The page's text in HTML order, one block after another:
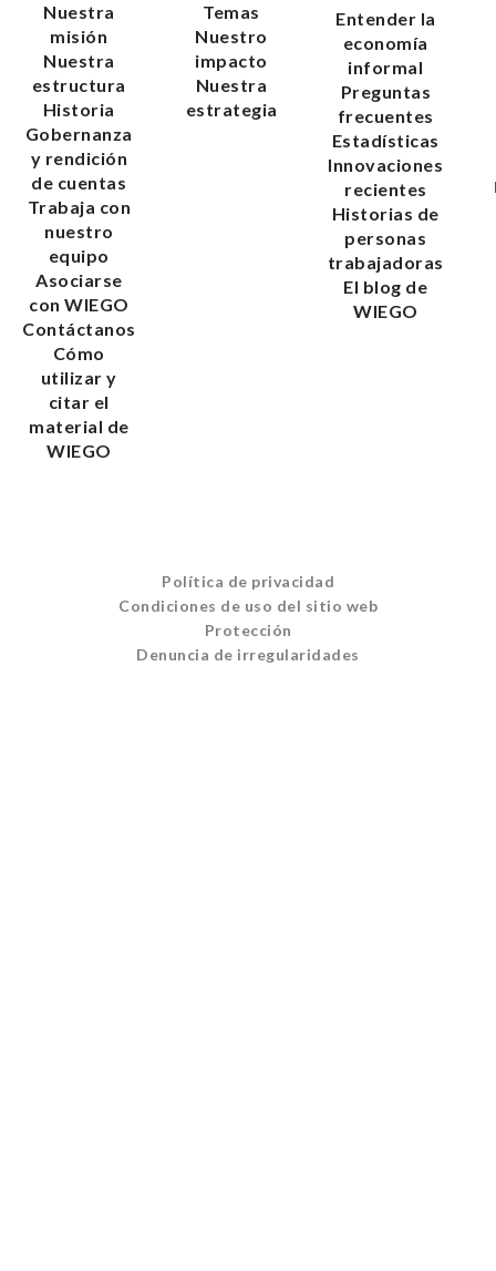
Nuestra
misión
Nuestra
estructura
Historia
Gobernanza
y rendición
de cuentas
Trabaja con
nuestro
equipo
Asociarse
con WIEGO
Contáctanos
Cómo
utilizar y
citar el
material de
WIEGO
Temas
Nuestro
impacto
Nuestra
estrategia
Entender la
economía
informal
Preguntas
frecuentes
Estadísticas
Innovaciones
recientes
Historias de
personas
trabajadoras
El blog de
WIEGO
Política de privacidad
Condiciones de uso del sitio web
Protección
Denuncia de irregularidades